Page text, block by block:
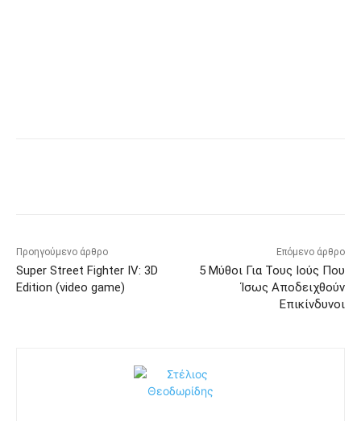
Προηγούμενο άρθρο
Super Street Fighter IV: 3D
Edition (video game)
Επόμενο άρθρο
5 Μύθοι Για Τους Ιούς Που
Ίσως Αποδειχθούν
Επικίνδυνοι